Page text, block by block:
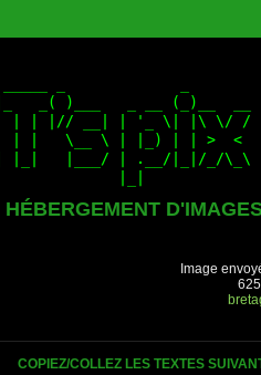
HÉBERGEMENT
Image
COPIEZ/COLLEZ LES TEXTES